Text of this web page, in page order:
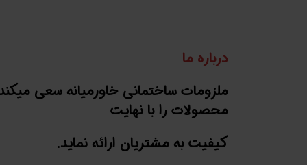
درباره ما
ملزومات ساختمانی خاورمیانه سعی
محصولات را با نهایت
کیفیت به مشتریان ارائه نماید.